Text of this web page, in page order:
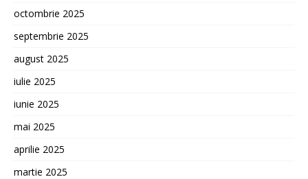
octombrie 2025
septembrie 2025
august 2025
iulie 2025
iunie 2025
mai 2025
aprilie 2025
martie 2025